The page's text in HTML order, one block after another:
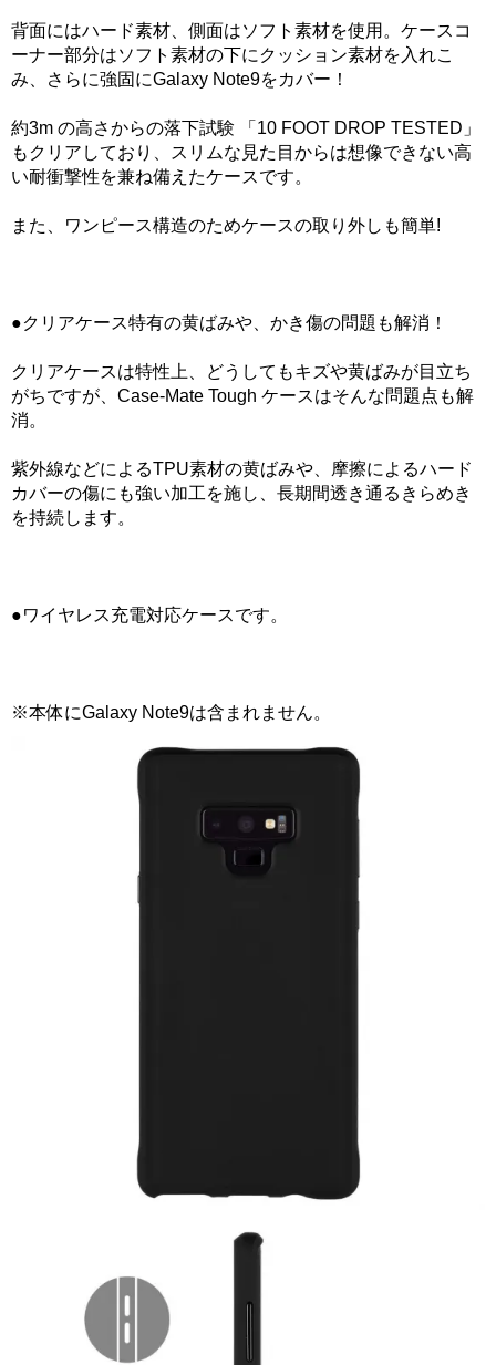
背面にはハード素材、側面はソフト素材を使用。ケースコ
ーナー部分はソフト素材の下にクッション素材を入れこ
み、さらに強固にGalaxy Note9をカバー！
約3m の高さからの落下試験 「10 FOOT DROP TESTED」
もクリアしており、スリムな見た目からは想像できない高
い耐衝撃性を兼ね備えたケースです。
また、ワンピース構造のためケースの取り外しも簡単!
●クリアケース特有の黄ばみや、かき傷の問題も解消！
クリアケースは特性上、どうしてもキズや黄ばみが目立ち
がちですが、Case-Mate Tough ケースはそんな問題点も解
消。
紫外線などによるTPU素材の黄ばみや、摩擦によるハード
カバーの傷にも強い加工を施し、長期間透き通るきらめき
を持続します。
●ワイヤレス充電対応ケースです。
※本体にGalaxy Note9は含まれません。